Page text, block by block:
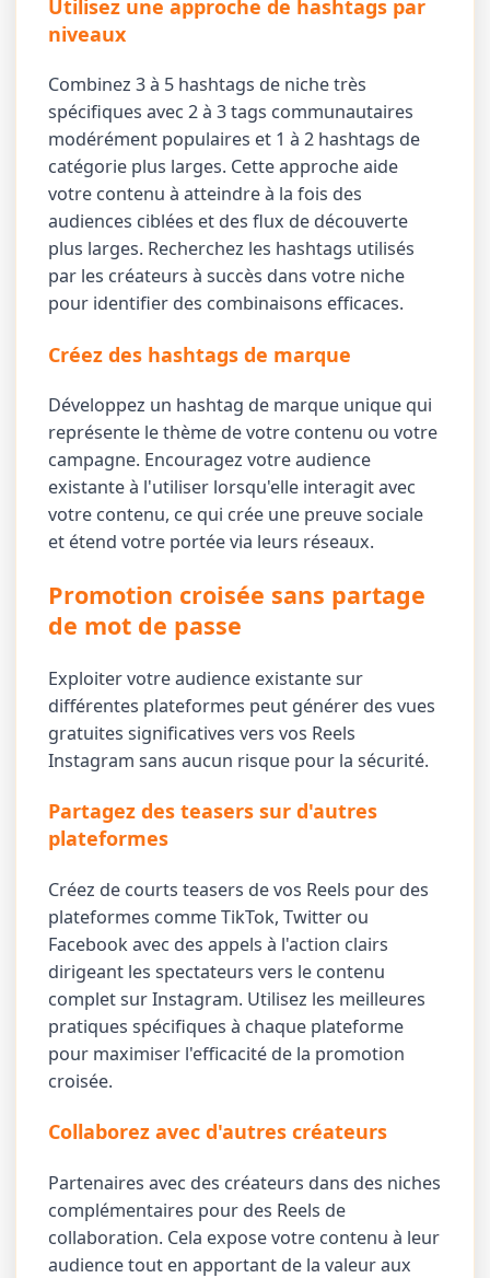
Utilisez une approche de hashtags par
niveaux
Combinez 3 à 5 hashtags de niche très
spécifiques avec 2 à 3 tags communautaires
modérément populaires et 1 à 2 hashtags de
catégorie plus larges. Cette approche aide
votre contenu à atteindre à la fois des
audiences ciblées et des flux de découverte
plus larges. Recherchez les hashtags utilisés
par les créateurs à succès dans votre niche
pour identifier des combinaisons efficaces.
Créez des hashtags de marque
Développez un hashtag de marque unique qui
représente le thème de votre contenu ou votre
campagne. Encouragez votre audience
existante à l'utiliser lorsqu'elle interagit avec
votre contenu, ce qui crée une preuve sociale
et étend votre portée via leurs réseaux.
Promotion croisée sans partage
de mot de passe
Exploiter votre audience existante sur
différentes plateformes peut générer des vues
gratuites significatives vers vos Reels
Instagram sans aucun risque pour la sécurité.
Partagez des teasers sur d'autres
plateformes
Créez de courts teasers de vos Reels pour des
plateformes comme TikTok, Twitter ou
Facebook avec des appels à l'action clairs
dirigeant les spectateurs vers le contenu
complet sur Instagram. Utilisez les meilleures
pratiques spécifiques à chaque plateforme
pour maximiser l'efficacité de la promotion
croisée.
Collaborez avec d'autres créateurs
Partenaires avec des créateurs dans des niches
complémentaires pour des Reels de
collaboration. Cela expose votre contenu à leur
audience tout en apportant de la valeur aux